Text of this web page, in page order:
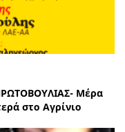
Μέρα
στο Αγρίνιο